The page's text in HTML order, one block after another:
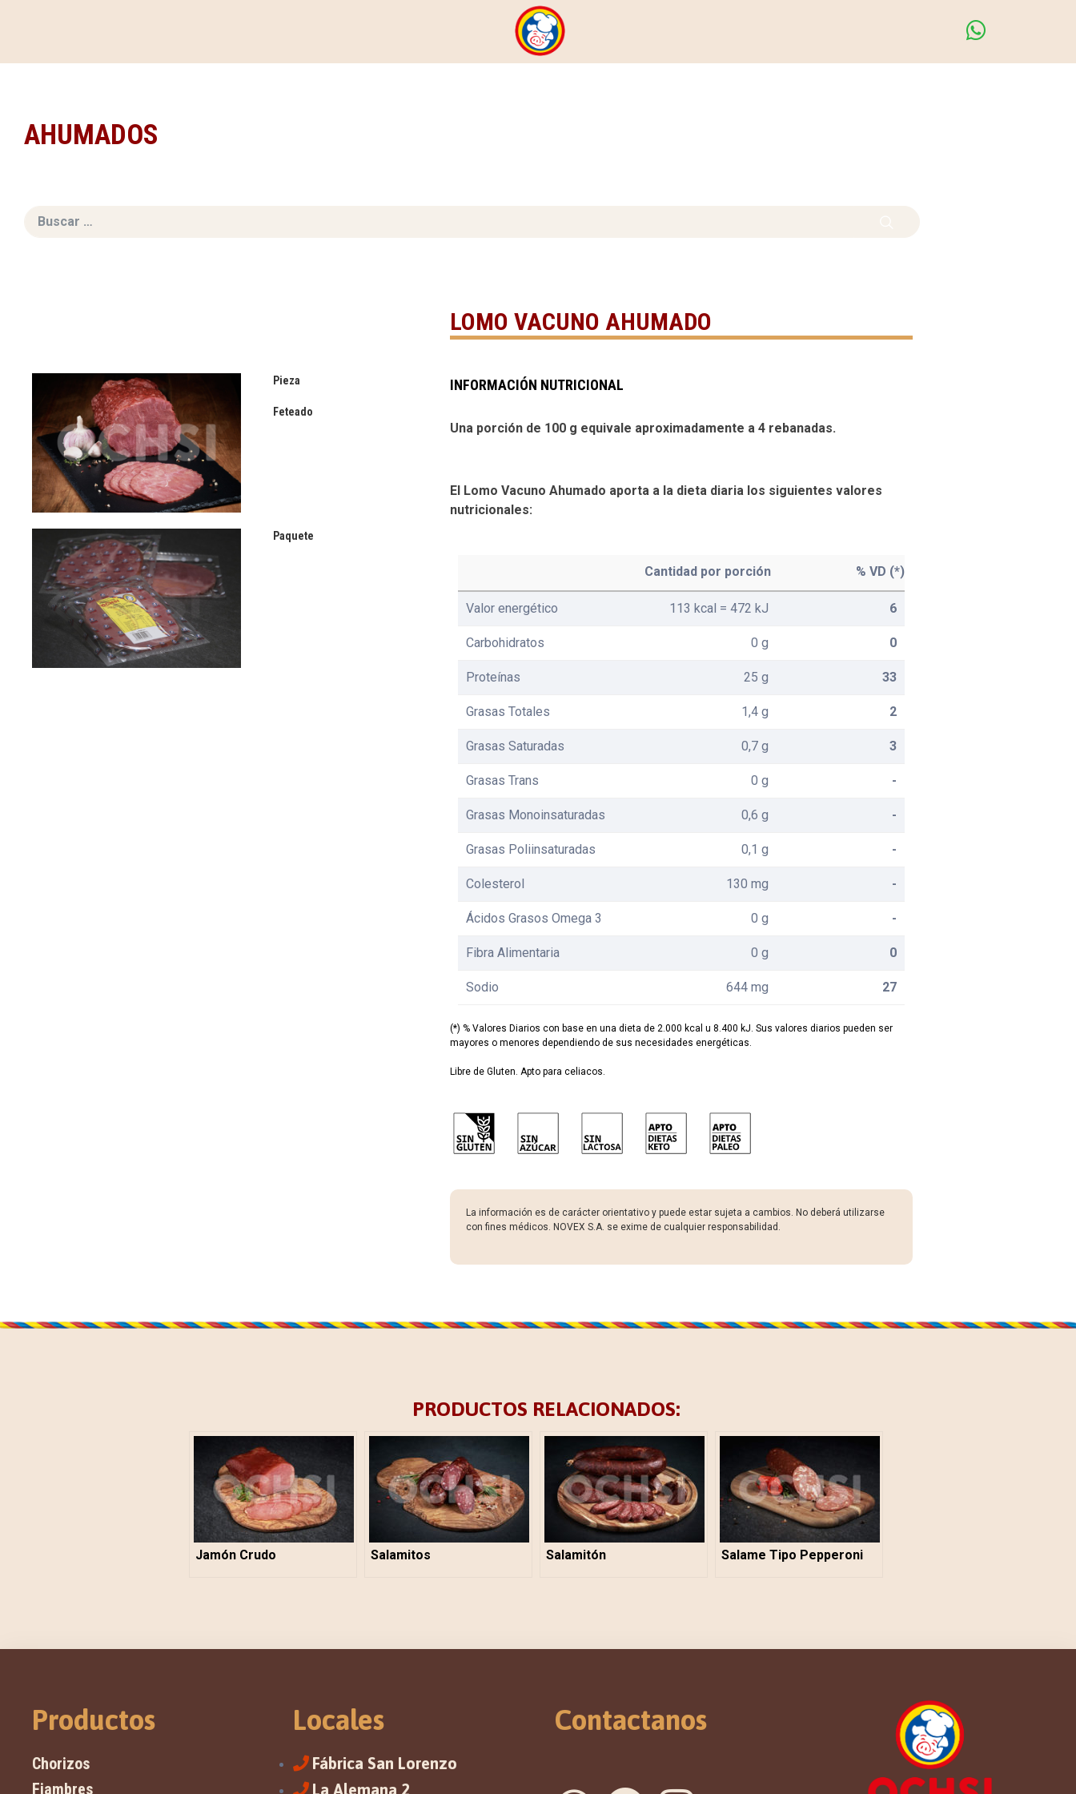
AHUMADOS
LOMO VACUNO AHUMADO
Pieza
Feteado
Paquete
INFORMACIÓN NUTRICIONAL
Una porción de 100 g equivale aproximadamente a 4 rebanadas.
El Lomo Vacuno Ahumado aporta a la dieta diaria los siguientes valores
nutricionales:
Cantidad por porción % VD (*)
Valor energético 113 kcal = 472 kJ 6
Carbohidratos 0 g 0
Proteínas 25 g 33
Grasas Totales 1,4 g 2
Grasas Saturadas 0,7 g 3
Grasas Trans 0 g -
Grasas Monoinsaturadas 0,6 g -
Grasas Poliinsaturadas 0,1 g -
Colesterol 130 mg -
Ácidos Grasos Omega 3 0 g -
Fibra Alimentaria 0 g 0
Sodio 644 mg 27
(*) % Valores Diarios con base en una dieta de 2.000 kcal u 8.400 kJ. Sus valores diarios pueden ser
mayores o menores dependiendo de sus necesidades energéticas.
Libre de Gluten. Apto para celiacos.
La información es de carácter orientativo y puede estar sujeta a cambios. No deberá utilizarse
con fines médicos. NOVEX S.A. se exime de cualquier responsabilidad.
PRODUCTOS RELACIONADOS:
Jamón Crudo Salamitos Salamitón Salame Tipo Pepperoni
Productos
Chorizos
Fiambres
Locales
Fábrica San Lorenzo
La Alemana 2
Contactanos